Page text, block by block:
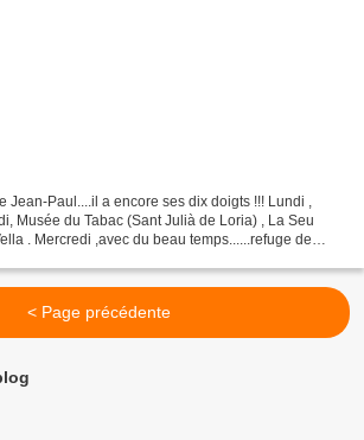
Jean-Paul....il a encore ses dix doigts !!! Lundi ,
Musée du Tabac (Sant Julià de Loria) , La Seu
,avec du beau temps......refuge de
< Page précédente